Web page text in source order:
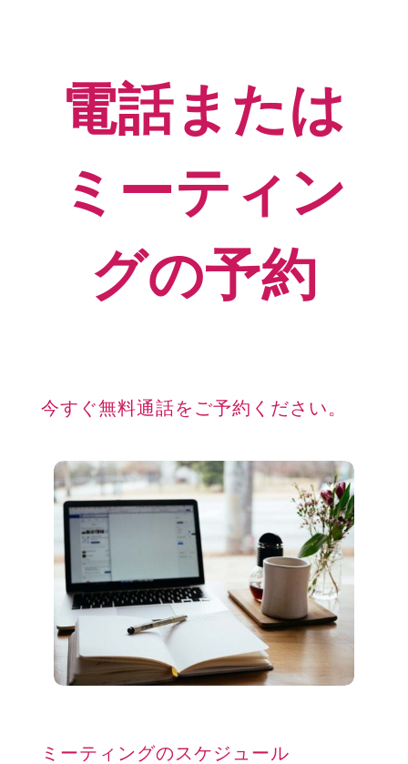
電話または
ミーティン
グの予約
今すぐ無料通話をご予約ください。
ミーティングのスケジュール